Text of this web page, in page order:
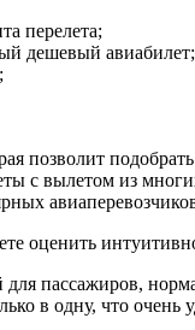
перелета;
дешевый авиабилет;
позволит
с вылетом из
оценить
пассажиров,
в одну, что очень